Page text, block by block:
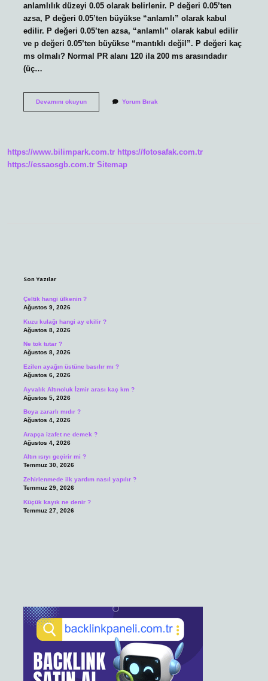
anlamlılık düzeyi 0.05 olarak belirlenir. P değeri 0.05’ten
azsa, P değeri 0.05’ten büyükse “anlamlı” olarak kabul
edilir. P değeri 0.05’ten azsa, “anlamlı” olarak kabul edilir
ve p değeri 0.05’ten büyükse “mantıklı değil”. P değeri kaç
ms olmalı? Normal PR alanı 120 ila 200 ms arasındadır
(üç…
Devamını okuyunP
Yorum Bırak
https://www.bilimpark.com.tr https://fotosafak.com.tr
https://essaosgb.com.tr Sitemap
Son Yazılar
Çeltik hangi ülkenin ?
Ağustos 9, 2026
Kuzu kulağı hangi ay ekilir ?
Ağustos 8, 2026
Ne tok tutar ?
Ağustos 8, 2026
Ezilen ayağın üstüne basılır mı ?
Ağustos 6, 2026
Ayvalık Altınoluk İzmir arası kaç km ?
Ağustos 5, 2026
Boya zararlı mıdır ?
Ağustos 4, 2026
Arapça izafet ne demek ?
Ağustos 4, 2026
Altın ısıyı geçirir mi ?
Temmuz 30, 2026
Zehirlenmede ilk yardım nasıl yapılır ?
Temmuz 29, 2026
Küçük kayık ne denir ?
Temmuz 27, 2026